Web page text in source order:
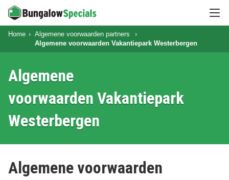
Home
Algemene voorwaarden partners
Algemene voorwaarden Vakantiepark Westerbergen
Algemene
voorwaarden Vakantiepark
Westerbergen
Algemene voorwaarden